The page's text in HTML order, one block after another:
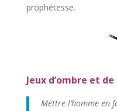
prophétesse.
Jeux d’ombre et
Mettre l’homme en